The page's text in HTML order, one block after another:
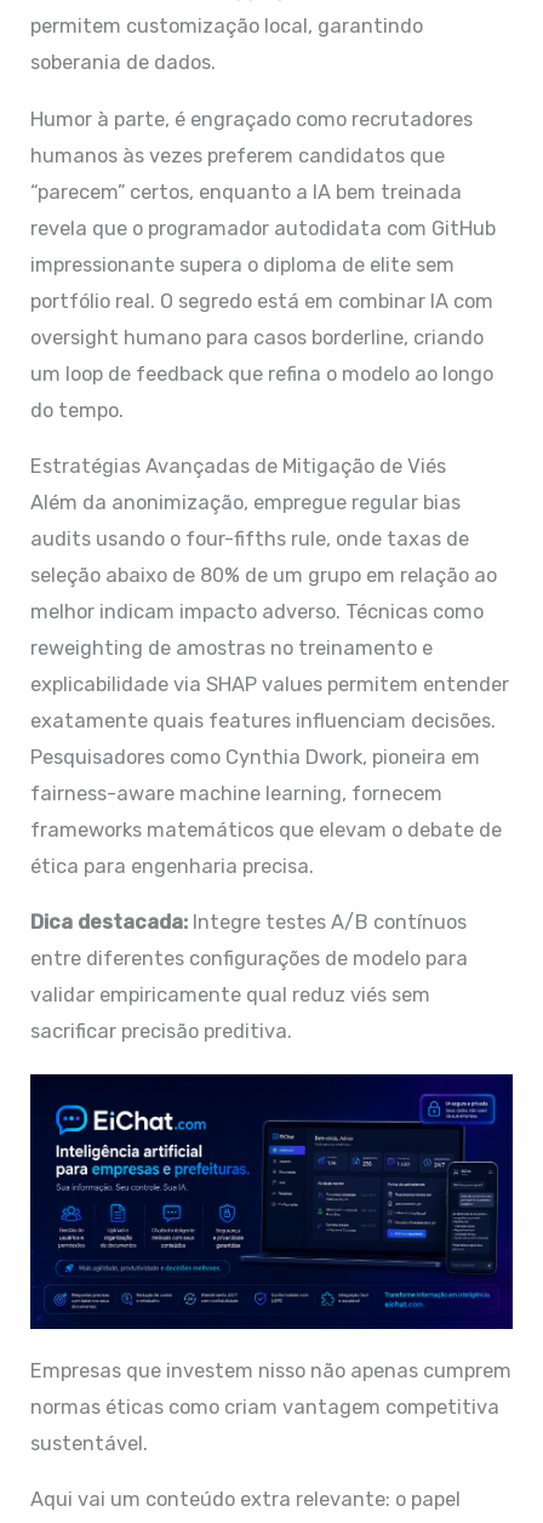
permitem customização local, garantindo
soberania de dados.
Humor à parte, é engraçado como recrutadores
humanos às vezes preferem candidatos que
“parecem” certos, enquanto a IA bem treinada
revela que o programador autodidata com GitHub
impressionante supera o diploma de elite sem
portfólio real. O segredo está em combinar IA com
oversight humano para casos borderline, criando
um loop de feedback que refina o modelo ao longo
do tempo.
Estratégias Avançadas de Mitigação de Viés
Além da anonimização, empregue regular bias
audits usando o four-fifths rule, onde taxas de
seleção abaixo de 80% de um grupo em relação ao
melhor indicam impacto adverso. Técnicas como
reweighting de amostras no treinamento e
explicabilidade via SHAP values permitem entender
exatamente quais features influenciam decisões.
Pesquisadores como Cynthia Dwork, pioneira em
fairness-aware machine learning, fornecem
frameworks matemáticos que elevam o debate de
ética para engenharia precisa.
Dica destacada: Integre testes A/B contínuos
entre diferentes configurações de modelo para
validar empiricamente qual reduz viés sem
sacrificar precisão preditiva.
Empresas que investem nisso não apenas cumprem
normas éticas como criam vantagem competitiva
sustentável.
Aqui vai um conteúdo extra relevante: o papel